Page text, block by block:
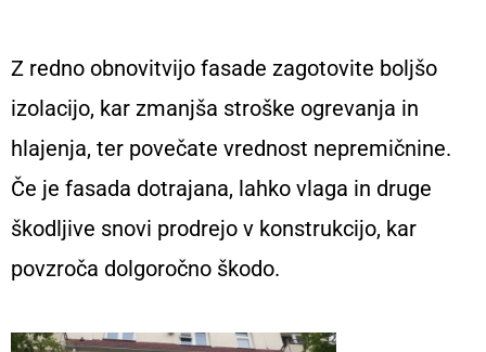
Z redno obnovitvijo fasade zagotovite boljšo
izolacijo, kar zmanjša stroške ogrevanja in
hlajenja, ter povečate vrednost nepremičnine.
Če je fasada dotrajana, lahko vlaga in druge
škodljive snovi prodrejo v konstrukcijo, kar
povzroča dolgoročno škodo.